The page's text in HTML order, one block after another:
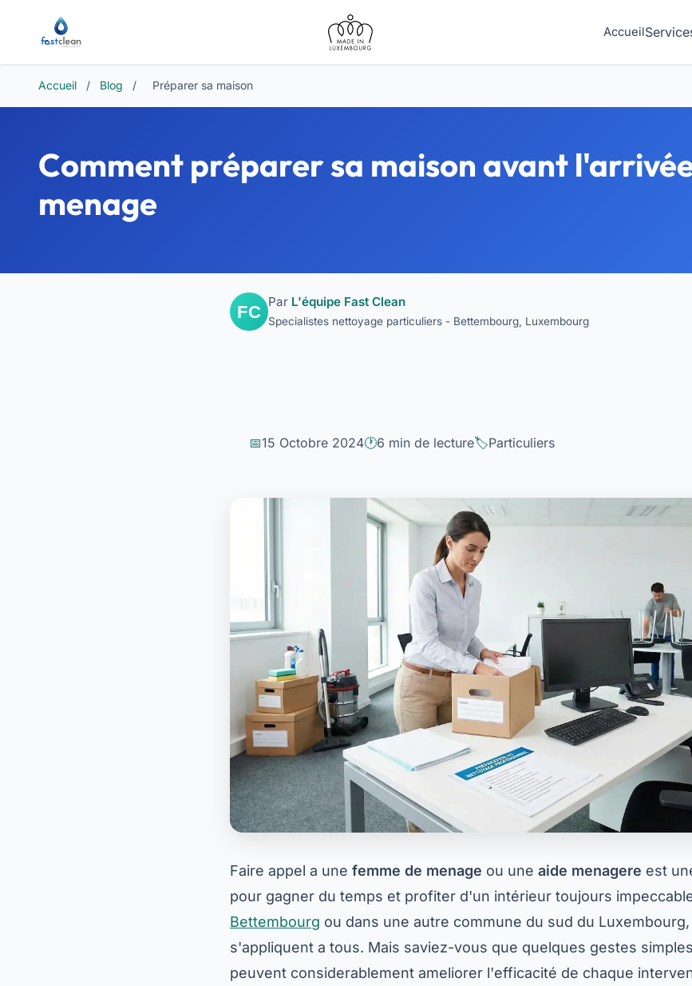
Accueil
Accueil / Blog / Préparer sa maison
Comment préparer sa maison avant
menage
Par L'équipe Fast Clean
Specialistes nettoyage particuliers - Bettembourg, Luxembourg
15 Octobre 2024 6 min de lecture Particuliers
Faire appel a une femme de menage ou une aide menagere est
pour gagner du temps et profiter d'un intérieur toujours
Bettembourg ou dans une autre commune du sud du
s'appliquent a tous. Mais saviez-vous que quelques gestes
peuvent considerablement ameliorer l'efficacité de chaque